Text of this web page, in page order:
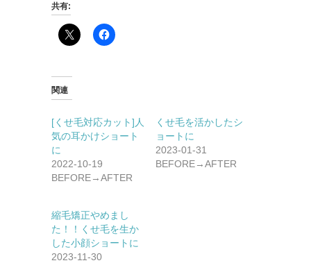
共有:
関連
[くせ毛対応カット]人
気の耳かけショート
に
2022-10-19
BEFORE→AFTER
くせ毛を活かしたシ
ョートに
2023-01-31
BEFORE→AFTER
縮毛矯正やめまし
た！！くせ毛を生か
した小顔ショートに
2023-11-30